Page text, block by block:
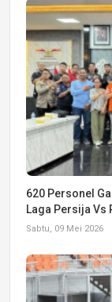
620 Personel
Laga Persija Vs
Sabtu, 09 Mei 2026